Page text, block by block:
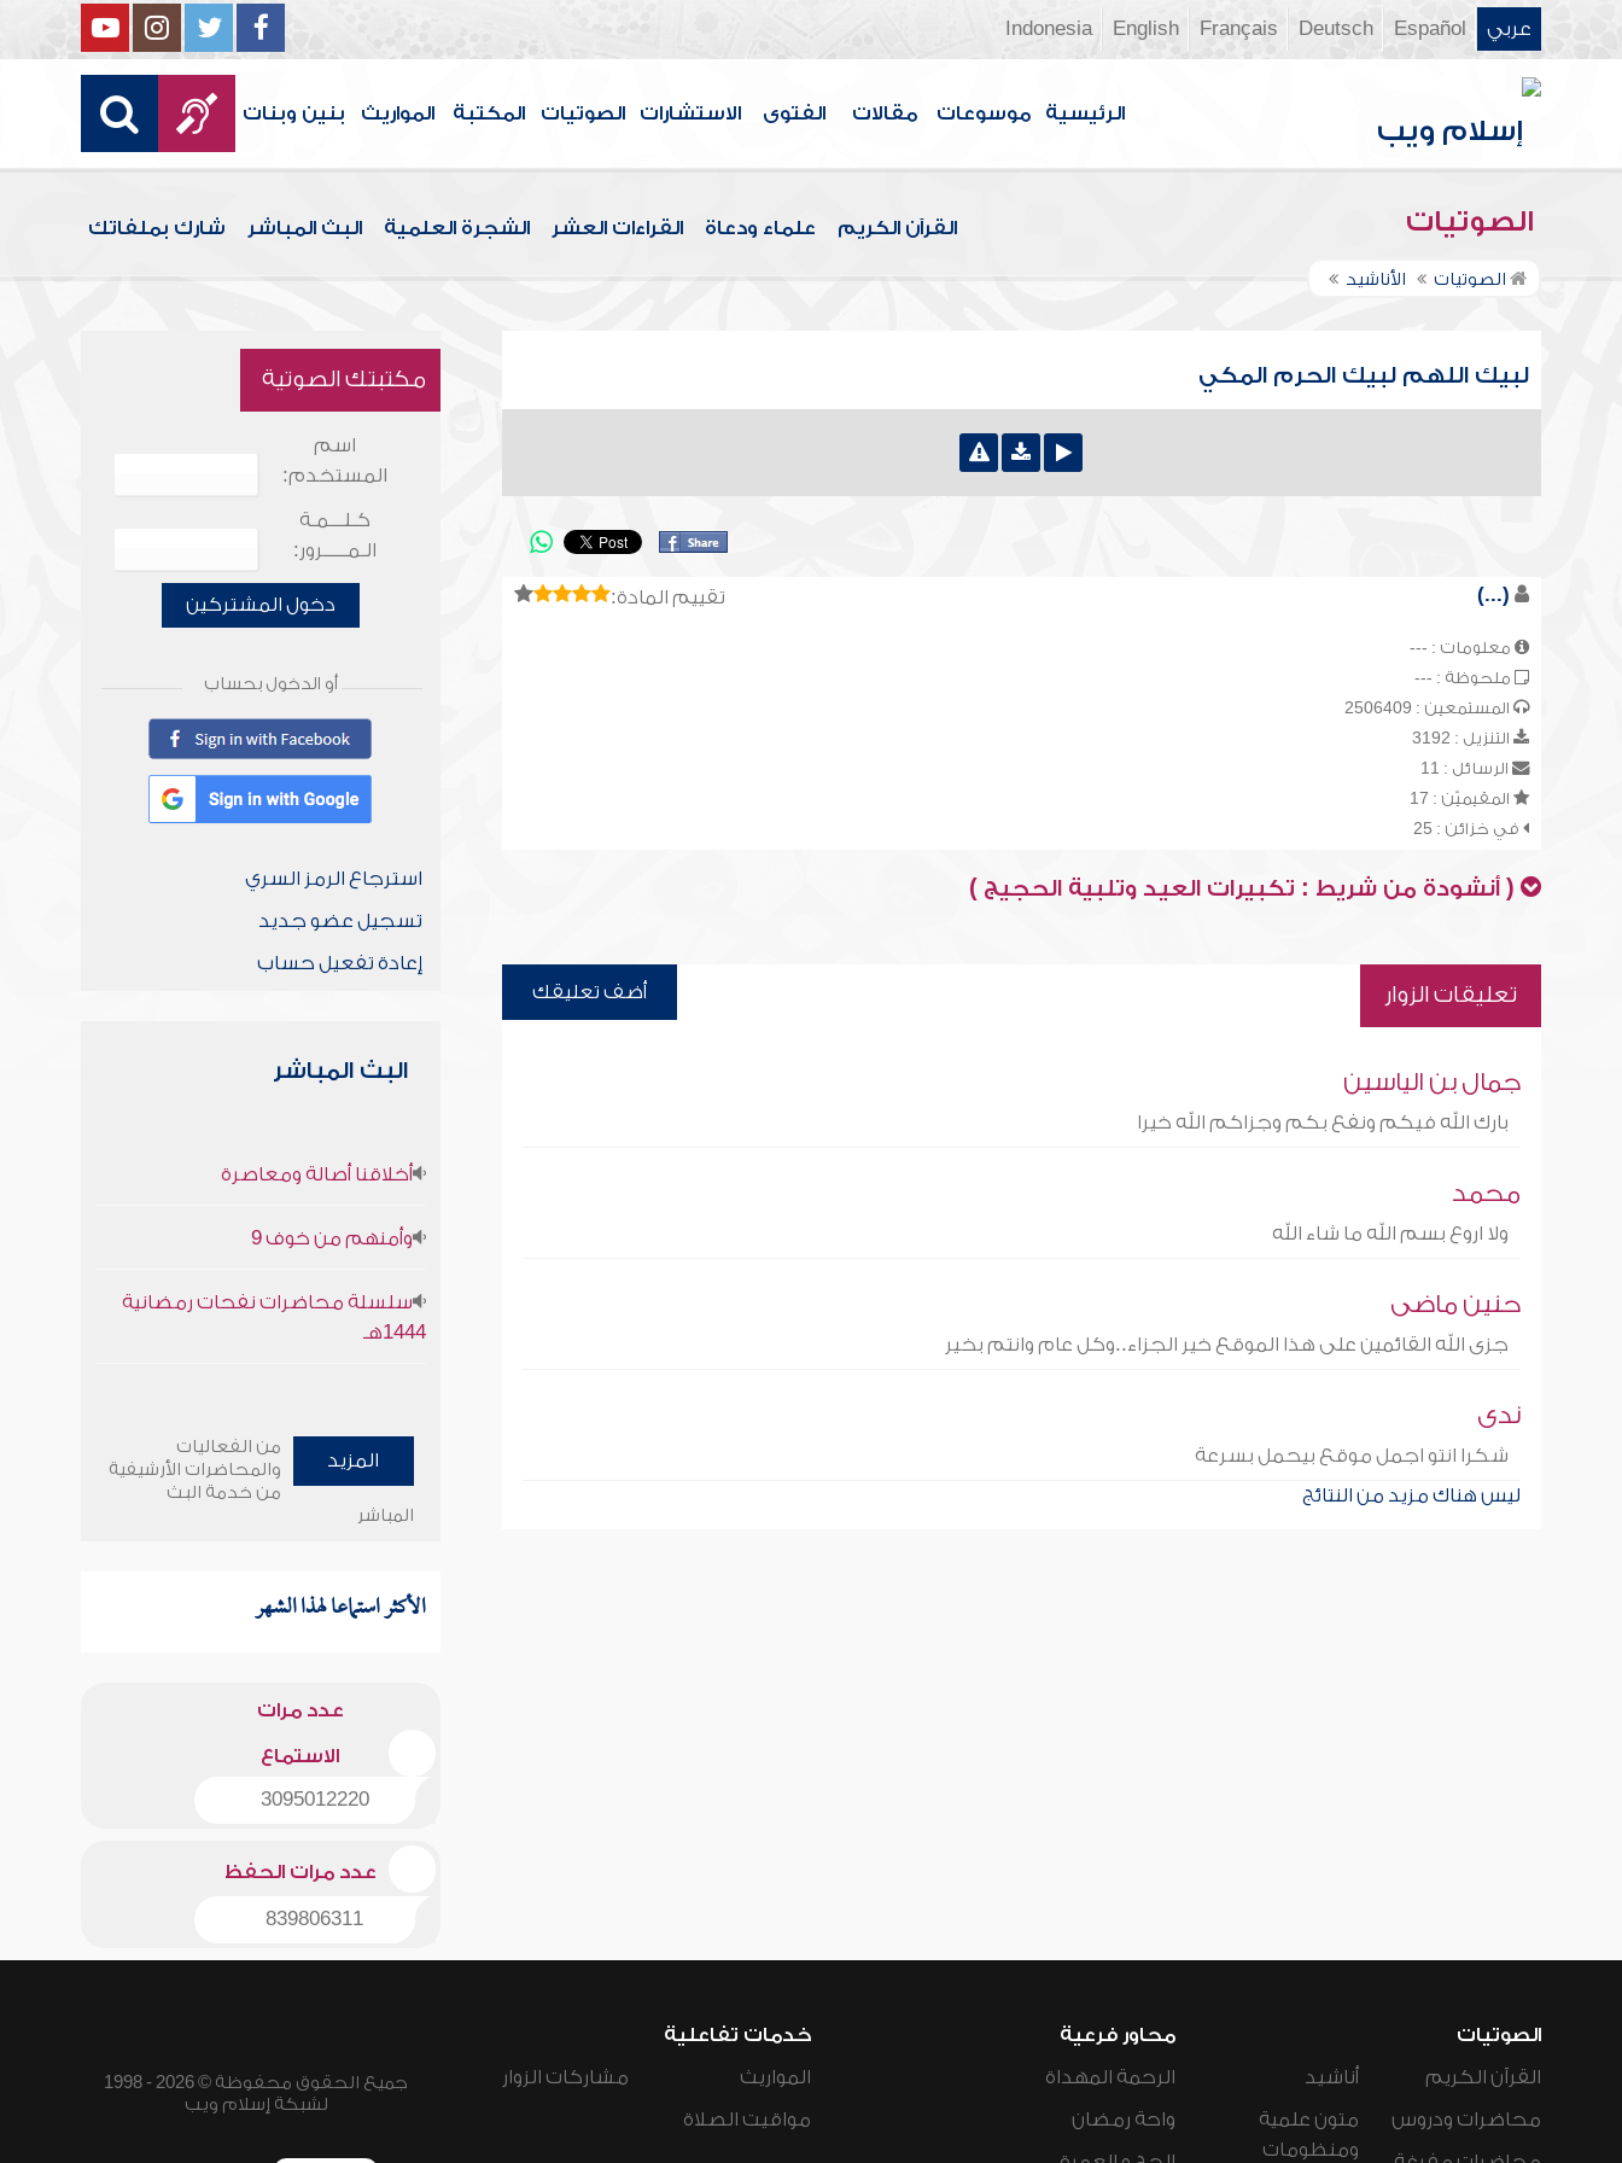
عربي Español
Deutsch
Français
English
Indonesia
الرئيسية موسوعات مقالات الفتوى الاستشارات الصوتيات المكتبة المواريث بنين وبنات
الصوتيات القرآن الكريم علماء ودعاة القراءات العشر الشجرة العلمية البث المباشر شارك بملفاتك
الصوتيات الأناشيد
لبيك اللهم لبيك الحرم المكي
تقييم المادة: (...)
معلومات : ---
ملحوظة : ---
المستمعين : 2506409
التنزيل : 3192
الرسائل : 11
المقيميّن : 17
في خزائن : 25
( أنشودة من شريط : تكبيرات العيد وتلبية الحجيج )
تعليقات الزوار أضف تعليقك
جمال بن الياسين
بارك الله فيكم ونفع بكم وجزاكم الله خيرا
محمد
ولا اروع بسم الله ما شاء الله
حنين ماضى
جزى الله القائمين على هذا الموقع خير الجزاء..وكل عام وانتم بخير
ندى
شكرا انتو اجمل موقع بيحمل بسرعة
ليس هناك مزيد من النتائج
مكتبتك الصوتية
اسم
المستخدم:
كـلـــمـة
الـمـــــرور:
دخول المشتركين
أو الدخول بحساب
استرجاع الرمز السري
تسجيل عضو جديد
إعادة تفعيل حساب
البث المباشر
أخلاقنا أصالة ومعاصرة
وأمنهم من خوف 9
سلسلة محاضرات نفحات رمضانية
1444هـ
المزيد
من الفعاليات
والمحاضرات الأرشيفية
من خدمة البث
المباشر
الأكثر استماعا لهذا الشهر
عدد مرات
الاستماع
3095012220
عدد مرات الحفظ
839806311
الصوتيات
القرآن الكريم
محاضرات ودروس
أناشيد
متون علمية
ومنظومات
محاور فرعية
الرحمة المهداة
واحة رمضان
خدمات تفاعلية
المواريث
مواقيت الصلاة
مشاركات الزوار
جميع الحقوق محفوظة © 2026 - 1998
لشبكة إسلام ويب